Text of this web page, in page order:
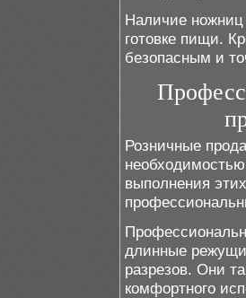
Наличие ножниц
готовке пищи.
безопасным и
Розничные
выполнения
длинные
разрезов. Они
комфортного